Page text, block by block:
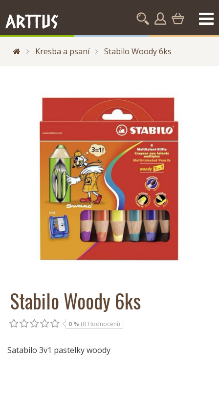
Kresba a psaní Stabilo Woody 6ks
Stabilo Woody 6ks
0 % (0 Hodnocení)
Satabilo 3v1 pastelky woody